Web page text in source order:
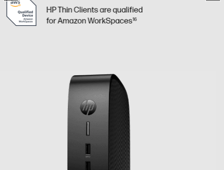
einem Server sind diese Endgeräte von Haus aus
sicher. HP stattet sie mit Secure-by-Design-
Produkte ansehen